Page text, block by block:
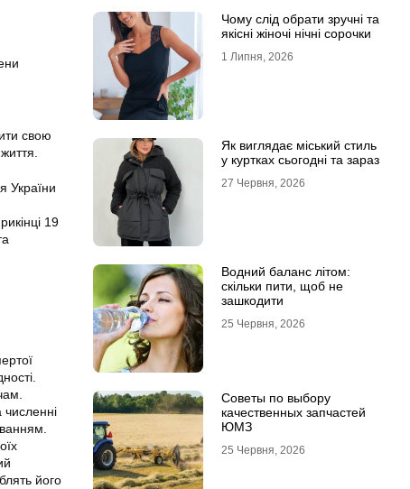
свою
України
19
численні
його
Чому слід обрати зручні та
якісні жіночі нічні сорочки
1 Липня, 2026
Як виглядає міський стиль
у куртках сьогодні та зараз
27 Червня, 2026
Водний баланс літом:
скільки пити, щоб не
зашкодити
25 Червня, 2026
Советы по выбору
качественных запчастей
ЮМЗ
25 Червня, 2026